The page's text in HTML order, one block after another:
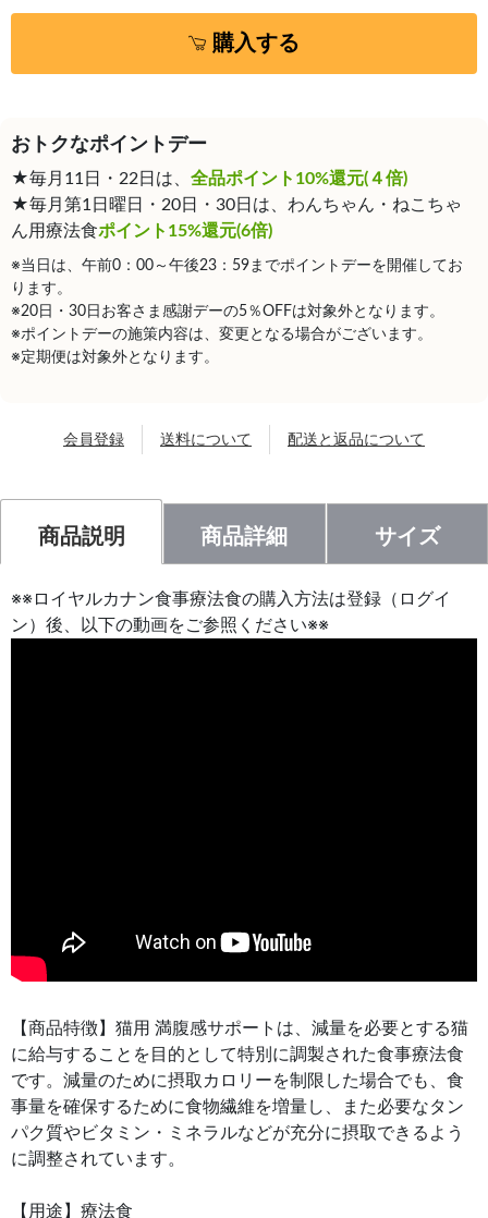
購入する
おトクなポイントデー
★毎月11日・22日は、 全品ポイント10%還元(４倍)
★毎月第1日曜日・20日・30日は、わんちゃん・ねこちゃ
ん用療法食ポイント15%還元(6倍)
※当日は、午前0：00～午後23：59までポイントデーを開催してお
ります。
※20日・30日お客さま感謝デーの5％OFFは対象外となります。
※ポイントデーの施策内容は、変更となる場合がございます。
※定期便は対象外となります。
会員登録 送料について 配送と返品について
商品説明 商品詳細 サイズ
※※ロイヤルカナン食事療法食の購入方法は登録（ログイ
ン）後、以下の動画をご参照ください※※
【商品特徴】猫用 満腹感サポートは、減量を必要とする猫
に給与することを目的として特別に調製された食事療法食
です。減量のために摂取カロリーを制限した場合でも、食
事量を確保するために食物繊維を増量し、また必要なタン
パク質やビタミン・ミネラルなどが充分に摂取できるよう
に調整されています。
【用途】療法食